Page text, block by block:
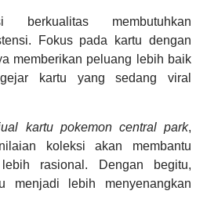
berkualitas membutuhkan
Fokus pada kartu dengan
memberikan peluang lebih baik
kartu yang sedang viral
kartu pokemon central park,
koleksi akan membantu
rasional. Dengan begitu,
menjadi lebih menyenangkan